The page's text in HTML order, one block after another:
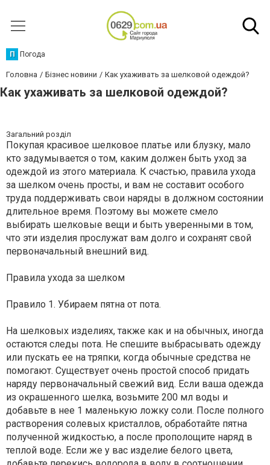
П Погода
Головна Бізнес новини Как ухаживать за шелковой одеждой?
Как ухаживать за шелковой одеждой?
Загальний розділ
Покупая красивое шелковое платье или блузку, мало
кто задумывается о том, каким должен быть уход за
одеждой из этого материала. К счастью, правила ухода
за шелком очень просты, и вам не составит особого
труда поддерживать свои наряды в должном состоянии
длительное время. Поэтому вы можете смело
выбирать шелковые вещи и быть уверенными в том,
что эти изделия прослужат вам долго и сохранят свой
первоначальный внешний вид.
Правила ухода за шелком
Правило 1. Убираем пятна от пота.
На шелковых изделиях, также как и на обычных, иногда
остаются следы пота. Не спешите выбрасывать одежду
или пускать ее на тряпки, когда обычные средства не
помогают. Существует очень простой способ придать
наряду первоначальный свежий вид. Если ваша одежда
из окрашенного шелка, возьмите 200 мл воды и
добавьте в нее 1 маленькую ложку соли. После полного
растворения солевых кристаллов, обработайте пятна
полученной жидкостью, а после прополощите наряд в
теплой воде. Если же у вас изделие белого цвета,